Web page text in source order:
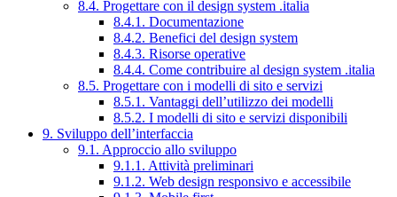
8.4. Progettare con il design system .italia
8.4.1. Documentazione
8.4.2. Benefici del design system
8.4.3. Risorse operative
8.4.4. Come contribuire al design system .italia
8.5. Progettare con i modelli di sito e servizi
8.5.1. Vantaggi dell’utilizzo dei modelli
8.5.2. I modelli di sito e servizi disponibili
9. Sviluppo dell’interfaccia
9.1. Approccio allo sviluppo
9.1.1. Attività preliminari
9.1.2. Web design responsivo e accessibile